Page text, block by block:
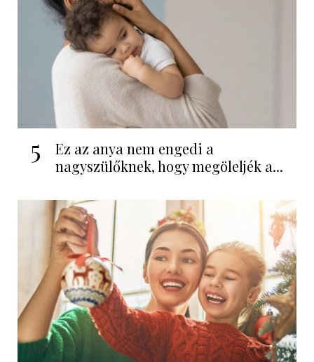
5
Ez az anya nem engedi a
nagyszülőknek, hogy megöleljék a...